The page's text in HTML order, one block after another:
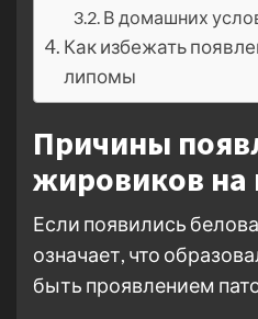
В домашних
Как избежать
липомы
Причины
жировиков на
Если появились
означает, что
быть проявлением